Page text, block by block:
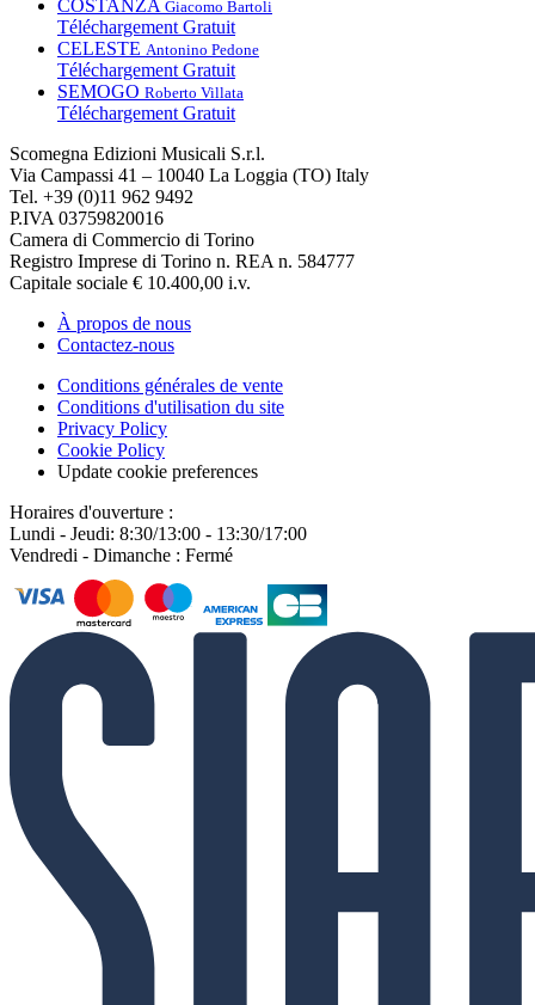
COSTANZA Giacomo Bartoli
Téléchargement Gratuit
CELESTE Antonino Pedone
Téléchargement Gratuit
SEMOGO Roberto Villata
Téléchargement Gratuit
Scomegna Edizioni Musicali S.r.l.
Via Campassi 41 – 10040 La Loggia (TO) Italy
Tel. +39 (0)11 962 9492
P.IVA 03759820016
Camera di Commercio di Torino
Registro Imprese di Torino n. REA n. 584777
Capitale sociale € 10.400,00 i.v.
À propos de nous
Contactez-nous
Conditions générales de vente
Conditions d'utilisation du site
Privacy Policy
Cookie Policy
Update cookie preferences
Horaires d'ouverture :
Lundi - Jeudi: 8:30/13:00 - 13:30/17:00
Vendredi - Dimanche : Fermé